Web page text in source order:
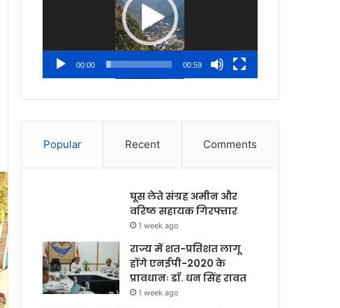
00:00 00:59
Popular Recent Comments
घूस लेते संग्रह अमीन और
वरिष्ठ सहायक गिरफ्तार
1 week ago
राज्य में शत-प्रतिशत लागू
होंगे एनईपी-2020 के
प्रावधानः डाॅ. धन सिंह रावत
1 week ago